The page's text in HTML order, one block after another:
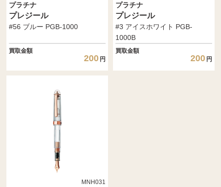
プラチナ
プレジール
#56 ブルー PGB-1000
買取金額
200 円
プラチナ
プレジール
#3 アイスホワイト PGB-
1000B
買取金額
200 円
MNH031